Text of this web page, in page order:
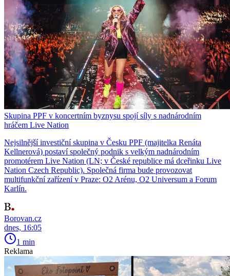
Skupina PPF v koncertním byznysu spojí síly s nadnárodním
hráčem Live Nation
Nejsilnější investiční skupina v Česku PPF (majitelka Renáta
Kellnerová) postaví společný podnik s velkým nadnárodním
promotérem Live Nation (LN; v České republice má dceřinku Live
Nation Czech Republic). Společná firma bude provozovat
multifunkční zařízení v Praze: O2 Arénu, O2 Universum a Forum
Karlín.
Borovan.cz
dnes, 16:05
1 min
Reklama